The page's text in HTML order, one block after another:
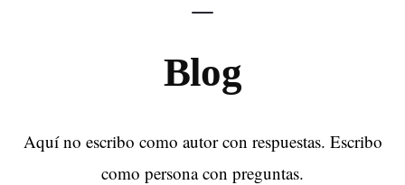
Blog
Aquí no escribo como autor con respuestas. Escribo
como persona con preguntas.